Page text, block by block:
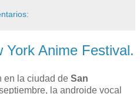
York Anime Festival.
en la ciudad de San
la androide vocal